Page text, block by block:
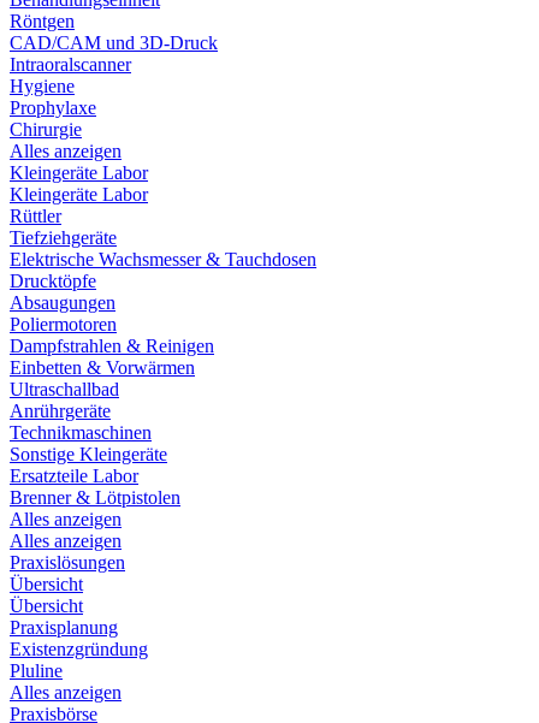
Röntgen
CAD/CAM und 3D-Druck
Intraoralscanner
Hygiene
Prophylaxe
Chirurgie
Alles anzeigen
Kleingeräte Labor
Kleingeräte Labor
Rüttler
Tiefziehgeräte
Elektrische Wachsmesser & Tauchdosen
Drucktöpfe
Absaugungen
Poliermotoren
Dampfstrahlen & Reinigen
Einbetten & Vorwärmen
Ultraschallbad
Anrührgeräte
Technikmaschinen
Sonstige Kleingeräte
Ersatzteile Labor
Brenner & Lötpistolen
Alles anzeigen
Alles anzeigen
Praxislösungen
Übersicht
Übersicht
Praxisplanung
Existenzgründung
Pluline
Alles anzeigen
Praxisbörse